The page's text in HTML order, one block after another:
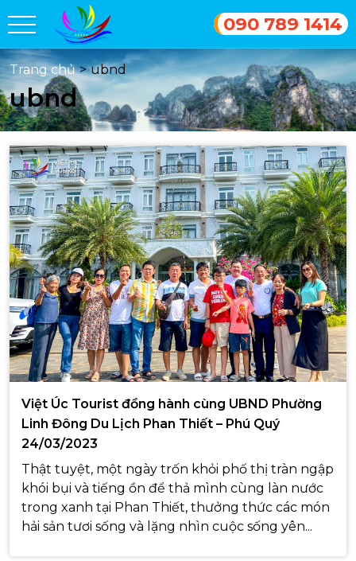
090 789 1414
Trang chủ > ubnd
ubnd
Việt Úc Tourist đồng hành cùng UBND Phường
Linh Đông Du Lịch Phan Thiết – Phú Quý
24/03/2023
Thật tuyệt, một ngày trốn khỏi phố thị tràn ngập
khói bụi và tiếng ồn để thả mình cùng làn nước
trong xanh tại Phan Thiết, thưởng thức các món
hải sản tươi sống và lặng nhìn cuộc sống yên...